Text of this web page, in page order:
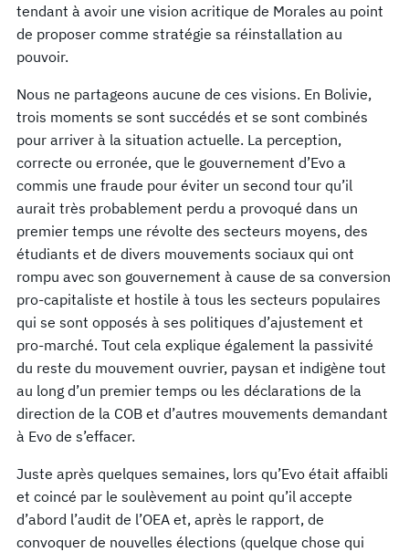
tendant à avoir une vision acritique de Morales au point
de proposer comme stratégie sa réinstallation au
pouvoir.
Nous ne partageons aucune de ces visions. En Bolivie,
trois moments se sont succédés et se sont combinés
pour arriver à la situation actuelle. La perception,
correcte ou erronée, que le gouvernement d’Evo a
commis une fraude pour éviter un second tour qu’il
aurait très probablement perdu a provoqué dans un
premier temps une révolte des secteurs moyens, des
étudiants et de divers mouvements sociaux qui ont
rompu avec son gouvernement à cause de sa conversion
pro-capitaliste et hostile à tous les secteurs populaires
qui se sont opposés à ses politiques d’ajustement et
pro-marché. Tout cela explique également la passivité
du reste du mouvement ouvrier, paysan et indigène tout
au long d’un premier temps ou les déclarations de la
direction de la COB et d’autres mouvements demandant
à Evo de s’effacer.
Juste après quelques semaines, lors qu’Evo était affaibli
et coincé par le soulèvement au point qu’il accepte
d’abord l’audit de l’OEA et, après le rapport, de
convoquer de nouvelles élections (quelque chose qui